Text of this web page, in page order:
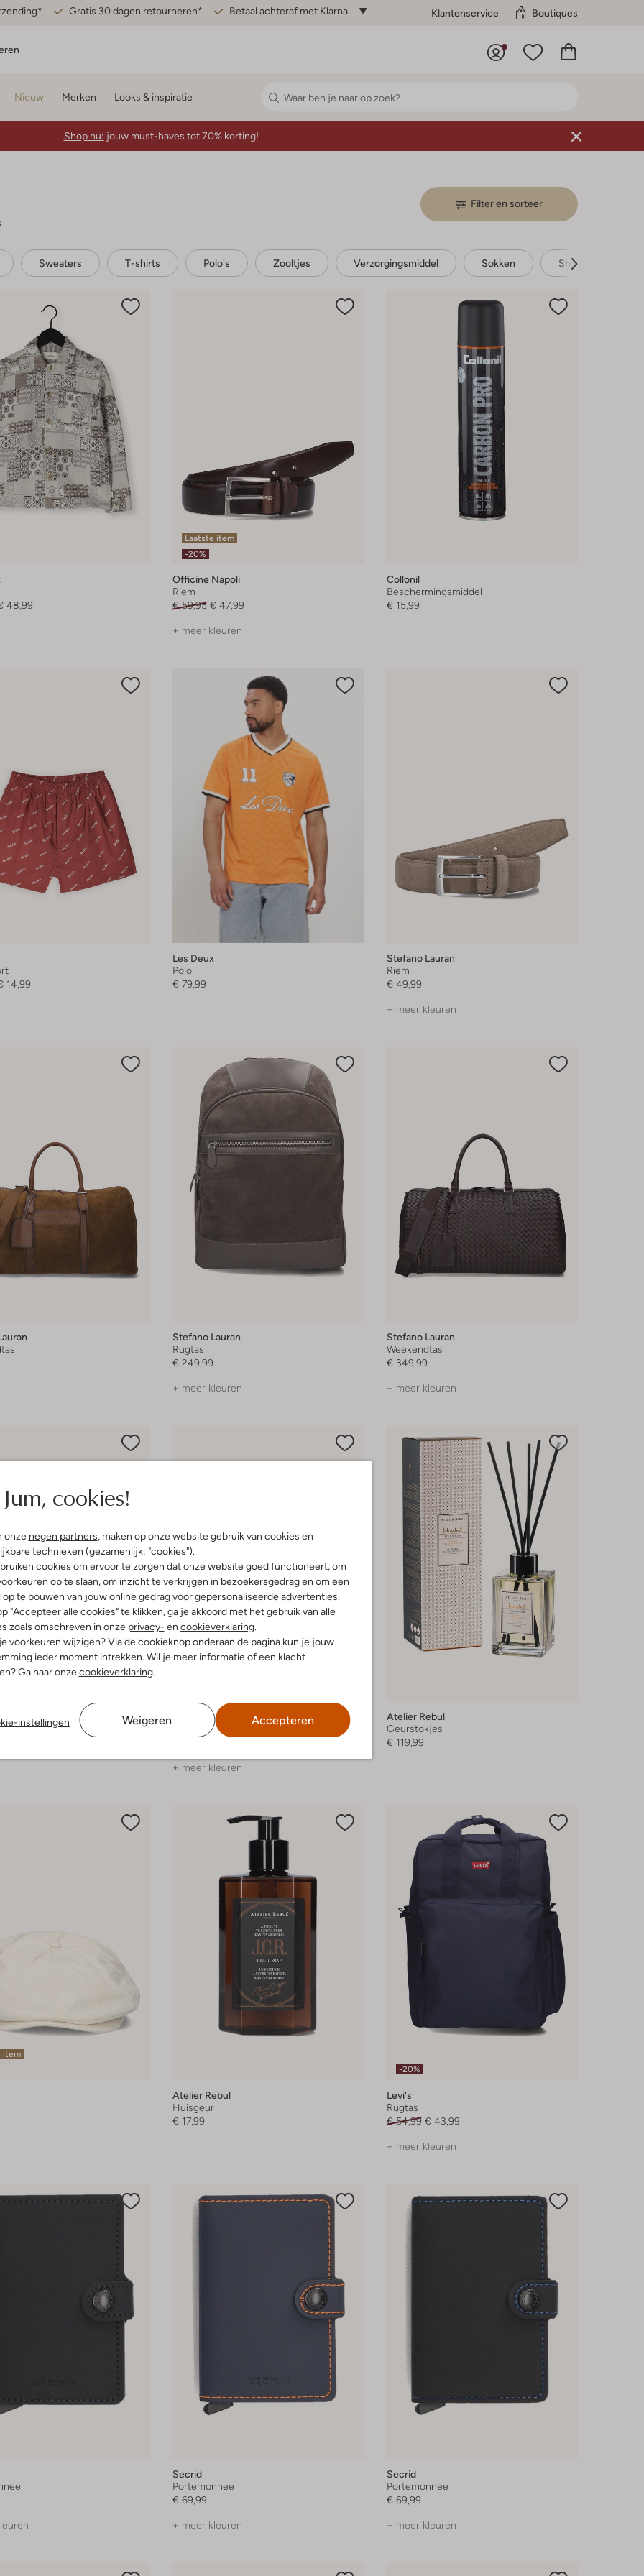
Gratis 30 dagen retourneren* Betaal achteraf met Klarna Klantenservice Boutiques
Jum, cookies!
onze negen partners, maken op onze website gebruik van cookies en
technieken (gezamenlijk: "cookies").
cookies om ervoor te zorgen dat onze website goed functioneert, om
op te slaan, om inzicht te verkrijgen in bezoekersgedrag en om een
op te bouwen van jouw online gedrag voor gepersonaliseerde advertenties.
"Accepteer alle cookies" te klikken, ga je akkoord met het gebruik van alle
zoals omschreven in onze privacy- en cookieverklaring.
voorkeuren wijzigen? Via de cookieknop onderaan de pagina kun je jouw
ieder moment intrekken. Wil je meer informatie of een klacht
Ga naar onzecookieverklaring.
instellingen Weigeren Accepteren
Nieuw Merken Looks & inspiratie
Shop nu: jouw must-haves tot 70% korting!
Filter en sorteer
Sweaters T-shirts Polo's Zooltjes Verzorgingsmiddel Sokken Shoe candy
48,99
Laatste item
-20%
Officine Napoli
Riem
€ 59,95 € 47,99
+ meer kleuren
Collonil
Beschermingsmiddel
€ 15,99
14,99
Les Deux
Polo
€ 79,99
Stefano Lauran
Riem
€ 49,99
+ meer kleuren
Stefano Lauran
Rugtas
€ 249,99
+ meer kleuren
Stefano Lauran
Weekendtas
€ 349,99
+ meer kleuren
maten
Floris Van Bommel
+ meer kleuren
Atelier Rebul
Geurstokjes
€ 119,99
item
Atelier Rebul
Huisgeur
€ 17,99
-20%
Levi's
Rugtas
€ 54,99 € 43,99
+ meer kleuren
Secrid
Portemonnee
€ 69,99
+ meer kleuren
Secrid
Portemonnee
€ 69,99
+ meer kleuren